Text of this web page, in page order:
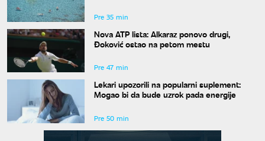
Pre 35 min
Nova ATP lista: Alkaraz ponovo drugi,
Đoković ostao na petom mestu
Pre 47 min
Lekari upozorili na popularni suplement:
Mogao bi da bude uzrok pada energije
Pre 50 min